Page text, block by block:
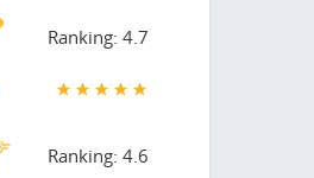
Ranking: 4.7
Ranking: 4.6